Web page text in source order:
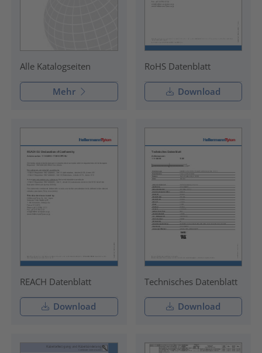
Alle Katalogseiten
Mehr
RoHS Datenblatt
Download
REACH Datenblatt
Download
Technisches Datenblatt
Download